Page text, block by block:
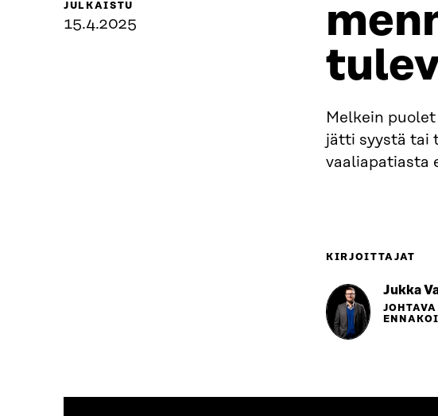
Melkein
jätti syystä tai
vaaliapatiasta
JULKAISTU
15.4.2025
KIRJOITTAJAT
Jukka